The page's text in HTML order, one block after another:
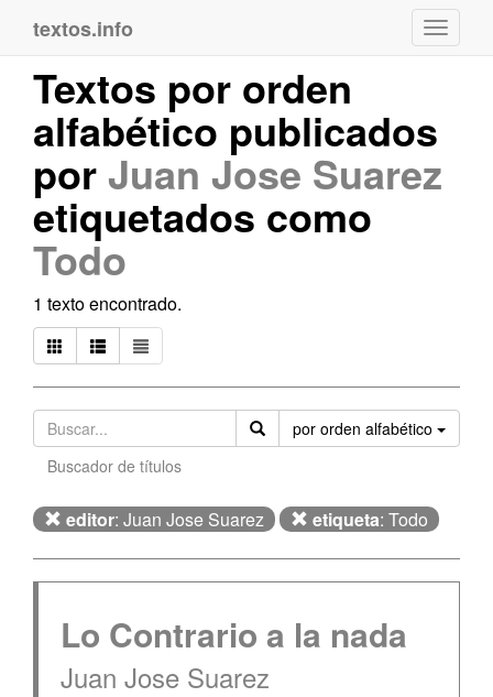
textos.info
Textos por orden
alfabético publicados
por Juan Jose Suarez
etiquetados como
Todo
1 texto encontrado.
por orden alfabético
Buscador de títulos
editor: Juan Jose Suarez etiqueta: Todo
Lo Contrario a la nada
Juan Jose Suarez